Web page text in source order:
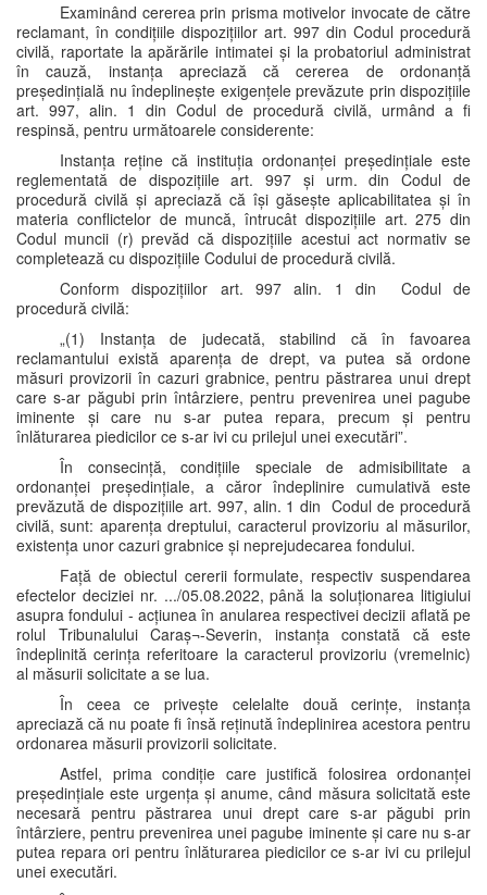
Examinând cererea prin prisma motivelor invocate de către
reclamant, în condițiile dispozițiilor art. 997 din Codul procedură
civilă, raportate la apărările intimatei și la probatoriul administrat
în cauză, instanța apreciază că cererea de ordonanță
președințială nu îndeplinește exigențele prevăzute prin dispozițiile
art. 997, alin. 1 din Codul de procedură civilă, urmând a fi
respinsă, pentru următoarele considerente:
Instanța reține că instituția ordonanței președințiale este
reglementată de dispozițiile art. 997 și urm. din Codul de
procedură civilă și apreciază că își găsește aplicabilitatea și în
materia conflictelor de muncă, întrucât dispozițiile art. 275 din
Codul muncii (r) prevăd că dispozițiile acestui act normativ se
completează cu dispozițiile Codului de procedură civilă.
Conform dispozițiilor art. 997 alin. 1 din Codul de
procedură civilă:
„(1) Instanța de judecată, stabilind că în favoarea
reclamantului există aparența de drept, va putea să ordone
măsuri provizorii în cazuri grabnice, pentru păstrarea unui drept
care s-ar păgubi prin întârziere, pentru prevenirea unei pagube
iminente și care nu s-ar putea repara, precum și pentru
înlăturarea piedicilor ce s-ar ivi cu prilejul unei executări”.
În consecință, condițiile speciale de admisibilitate a
ordonanței președințiale, a căror îndeplinire cumulativă este
prevăzută de dispozițiile art. 997, alin. 1 din Codul de procedură
civilă, sunt: aparența dreptului, caracterul provizoriu al măsurilor,
existența unor cazuri grabnice și neprejudecarea fondului.
Față de obiectul cererii formulate, respectiv suspendarea
efectelor deciziei nr. .../05.08.2022, până la soluționarea litigiului
asupra fondului - acțiunea în anularea respectivei decizii aflată pe
rolul Tribunalului Caraș¬-Severin, instanța constată că este
îndeplinită cerința referitoare la caracterul provizoriu (vremelnic)
al măsurii solicitate a se lua.
În ceea ce privește celelalte două cerințe, instanța
apreciază că nu poate fi însă reținută îndeplinirea acestora pentru
ordonarea măsurii provizorii solicitate.
Astfel, prima condiție care justifică folosirea ordonanței
președințiale este urgența și anume, când măsura solicitată este
necesară pentru păstrarea unui drept care s-ar păgubi prin
întârziere, pentru prevenirea unei pagube iminente și care nu s-ar
putea repara ori pentru înlăturarea piedicilor ce s-ar ivi cu prilejul
unei executări.